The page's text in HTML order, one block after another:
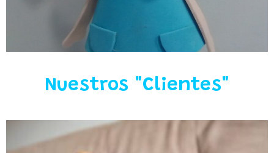
Nuestros "Clientes"